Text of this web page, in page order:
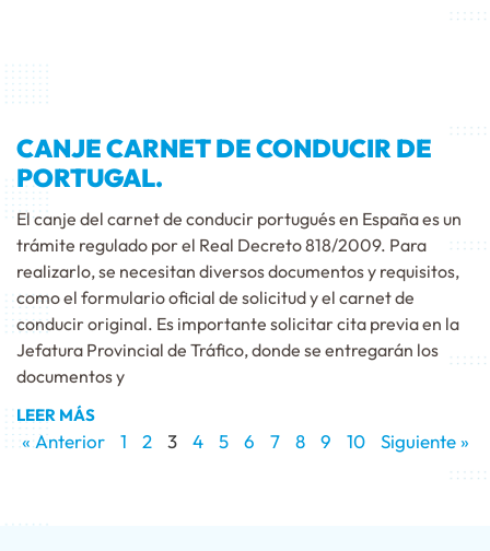
CANJE CARNET DE CONDUCIR DE
PORTUGAL.
El canje del carnet de conducir portugués en España es un
trámite regulado por el Real Decreto 818/2009. Para
realizarlo, se necesitan diversos documentos y requisitos,
como el formulario oficial de solicitud y el carnet de
conducir original. Es importante solicitar cita previa en la
Jefatura Provincial de Tráfico, donde se entregarán los
documentos y
LEER MÁS
« Anterior 1 2 3 4 5 6 7 8 9 10 Siguiente »